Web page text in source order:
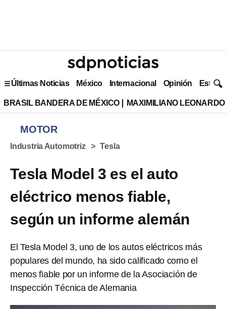
Últimas Noticias México Internacional Opinión Estilo
BRASIL BANDERA DE MÉXICO MAXIMILIANO
MOTOR
Industria Automotriz Tesla
Tesla Model 3 es el auto
eléctrico menos fiable,
según un informe alemán
El Tesla Model 3, uno de los autos eléctricos más
populares del mundo, ha sido calificado como el
menos fiable por un informe de la Asociación de
Inspección Técnica de Alemania